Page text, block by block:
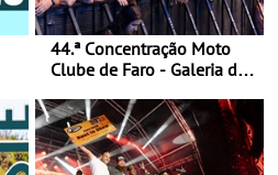
44.ª Concentração Moto
Clube de Faro - Galeria de